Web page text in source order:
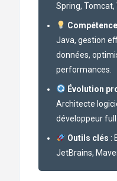
Spring, Tomcat,
Java, gestion
données,
performances.
Évolution
Architecte
développeur full
Outils clés :
JetBrains,